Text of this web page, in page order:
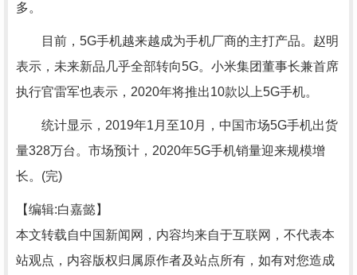
多。
目前，5G手机越来越成为手机厂商的主打产品。赵明
表示，未来新品几乎全部转向5G。小米集团董事长兼首席
执行官雷军也表示，2020年将推出10款以上5G手机。
统计显示，2019年1月至10月，中国市场5G手机出货
量328万台。市场预计，2020年5G手机销量迎来规模增
长。(完)
【编辑:白嘉懿】
本文转载自中国新闻网，内容均来自于互联网，不代表本
站观点，内容版权归属原作者及站点所有，如有对您造成